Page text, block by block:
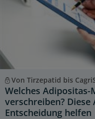
Von Tirzepatid bis
Welches
verschreiben?
Entscheidung helfen